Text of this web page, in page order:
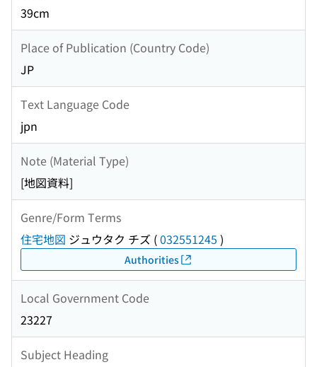
39cm
Place of Publication (Country Code)
JP
Text Language Code
jpn
Note (Material Type)
[地図資料]
Genre/Form Terms
住宅地図 ジュウタク チズ (032551245 )
Authorities
Local Government Code
23227
Subject Heading